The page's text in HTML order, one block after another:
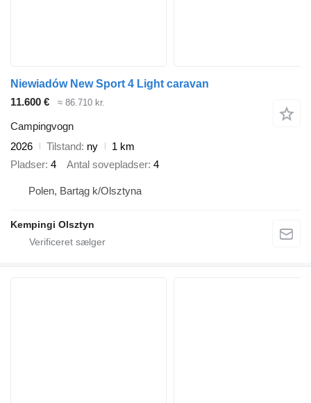
Niewiadów New Sport 4 Light caravan
11.600 €
≈ 86.710 kr.
Campingvogn
2026
Tilstand ny
1 km
Pladser 4 Antal sovepladser 4
Polen, Bartąg k/Olsztyna
Kempingi Olsztyn